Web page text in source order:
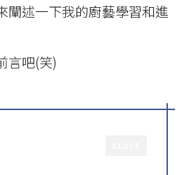
闡述一下我的廚藝學習和進
言吧(笑)